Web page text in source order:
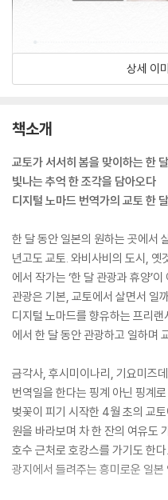
상세 이
책소개
교토가 서서히 봄을 맞이하는 한 달
빛나는 추억 한 조각을 담아오다
디지털 노마드 번역가의 교토 한
한 달 동안 일본의 원하는 곳에서
년고도 교토. 와비사비의 도시, 옛
에서 작가는 ‘한 달 관광과 휴양’
관광은 기본, 교토에서 살면서 일
디지털 노마드를 향유하는 프리
에서 한 달 동안 관광하고 일하며
금각사, 후시미이나리, 기요미즈
번역일을 한다는 핑계 아닌 핑계
벚꽃이 피기 시작한 4월 초의 교
원을 바라보며 차 한 잔의 여유도
호수 근처로 호캉스를 가기도 한
광지에서 들려주는 흥미로운 일본